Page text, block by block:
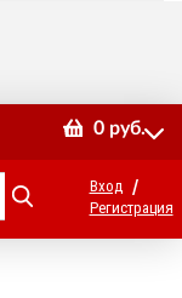
0 руб.
Вход /
Регистрация